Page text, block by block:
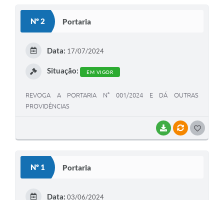
Nº 2 Portaria
BAIXARVÍNCULOS
Data: 17/07/2024
Situação: EM VIGOR
REVOGA A PORTARIA N° 001/2024 E DÁ OUTRAS
PROVIDÊNCIAS
Nº 1 Portaria
Data: 03/06/2024